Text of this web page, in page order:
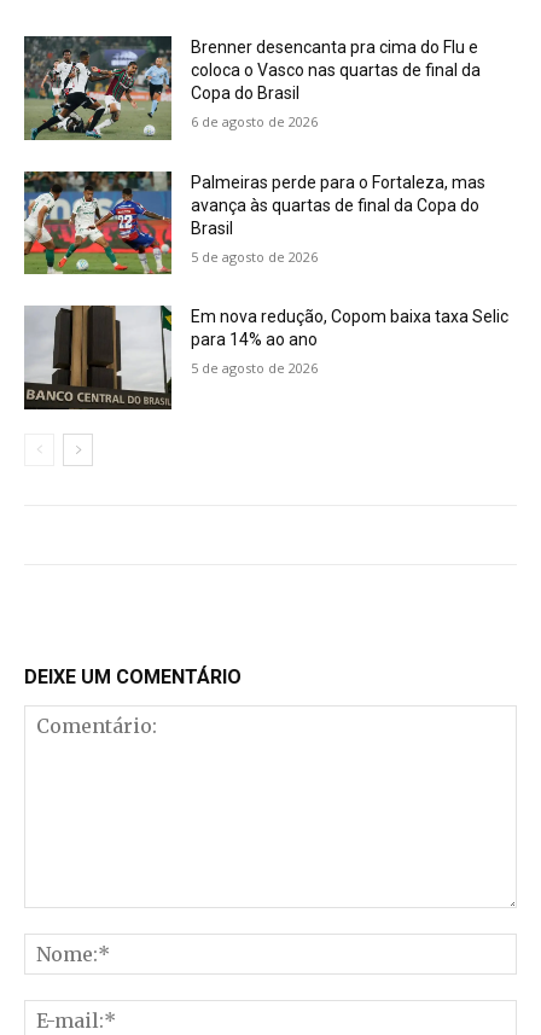
Brenner desencanta pra cima do Flu e
coloca o Vasco nas quartas de final da
Copa do Brasil
6 de agosto de 2026
Palmeiras perde para o Fortaleza, mas
avança às quartas de final da Copa do
Brasil
5 de agosto de 2026
Em nova redução, Copom baixa taxa Selic
para 14% ao ano
5 de agosto de 2026
DEIXE UM COMENTÁRIO